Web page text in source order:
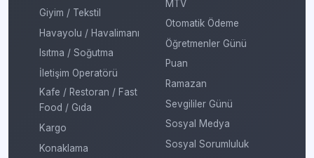
Giyim / Tekstil
Havayolu / Havalimanı
Isıtma / Soğutma
İletişim Operatörü
Kafe / Restoran / Fast
Food / Gıda
Kargo
Konaklama
MTV
Otomatik Ödeme
Öğretmenler Günü
Puan
Ramazan
Sevgililer Günü
Sosyal Medya
Sosyal Sorumluluk